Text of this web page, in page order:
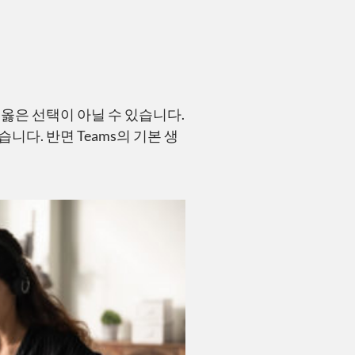
은 선택이 아닐 수 있습니다.
니다. 반면 Teams의 기본 생